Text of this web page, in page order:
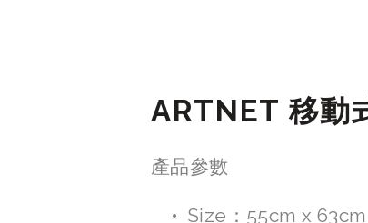
ARTNET 移動
產品參數
Size：55cm x